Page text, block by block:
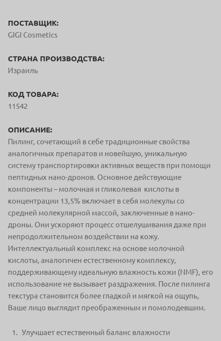
ПОСТАВЩИК:
GIGI Cosmetics
СТРАНА ПРОИЗВОДСТВА:
Израиль
КОД ТОВАРА:
11542
ОПИСАНИЕ:
Пилинг, сочетающий в себе традиционные свойства
аналогичных препаратов и новейшую, уникальную
систему транспортировки активных веществ при помощи
пептидных нано-дронов. Основное действующие
компоненты – молочная и гликолевая кислоты в
концентрации 13,5% включает в себя молекулы со
средней молекулярной массой, заключенные в нано-
дроны. Они ускоряют процесс отшелушивания даже при
непродолжительном воздействии на кожу.
Интеллектуальный комплекс на основе молочной
кислоты, аналогичен естественному комплексу,
поддерживающему идеальную влажность кожи (NMF), его
использование не вызывает раздражения. После пилинга
текстура становится более гладкой и мягкой на ощупь,
Ваше лицо выглядит преображенным и помолодевшим.
Улучшает естественный баланс влажности